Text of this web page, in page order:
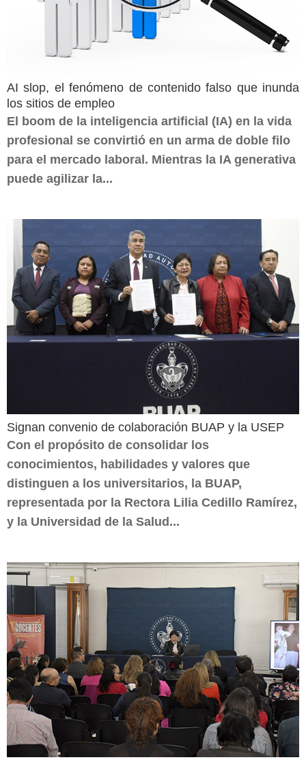
AI slop, el fenómeno de contenido falso que inunda
los sitios de empleo
El boom de la inteligencia artificial (IA) en la vida
profesional se convirtió en un arma de doble filo
para el mercado laboral. Mientras la IA generativa
puede agilizar la...
Signan convenio de colaboración BUAP y la USEP
Con el propósito de consolidar los
conocimientos, habilidades y valores que
distinguen a los universitarios, la BUAP,
representada por la Rectora Lilia Cedillo Ramírez,
y la Universidad de la Salud...